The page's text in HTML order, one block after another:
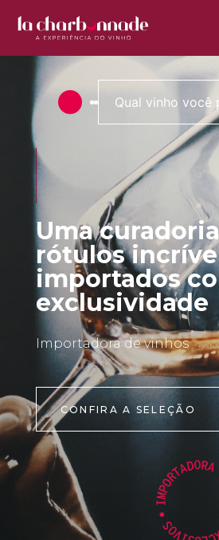
Uma
rótulos
importados
exclusividade
Importadora de vinhos
CONFIRA A SELEÇÃO